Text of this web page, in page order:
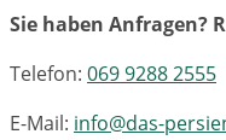
Sie haben Anfragen?
Telefon: 069 9288 2555
E-Mail: info@das-